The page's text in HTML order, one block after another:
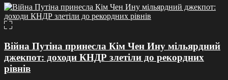
Війна Путіна принесла Кім Чен Ину мільярдний
джекпот: доходи КНДР злетіли до рекордних
рівнів